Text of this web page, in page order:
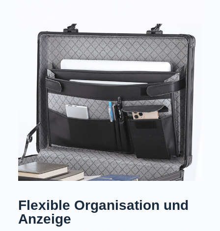
Flexible Organisation und
Anzeige